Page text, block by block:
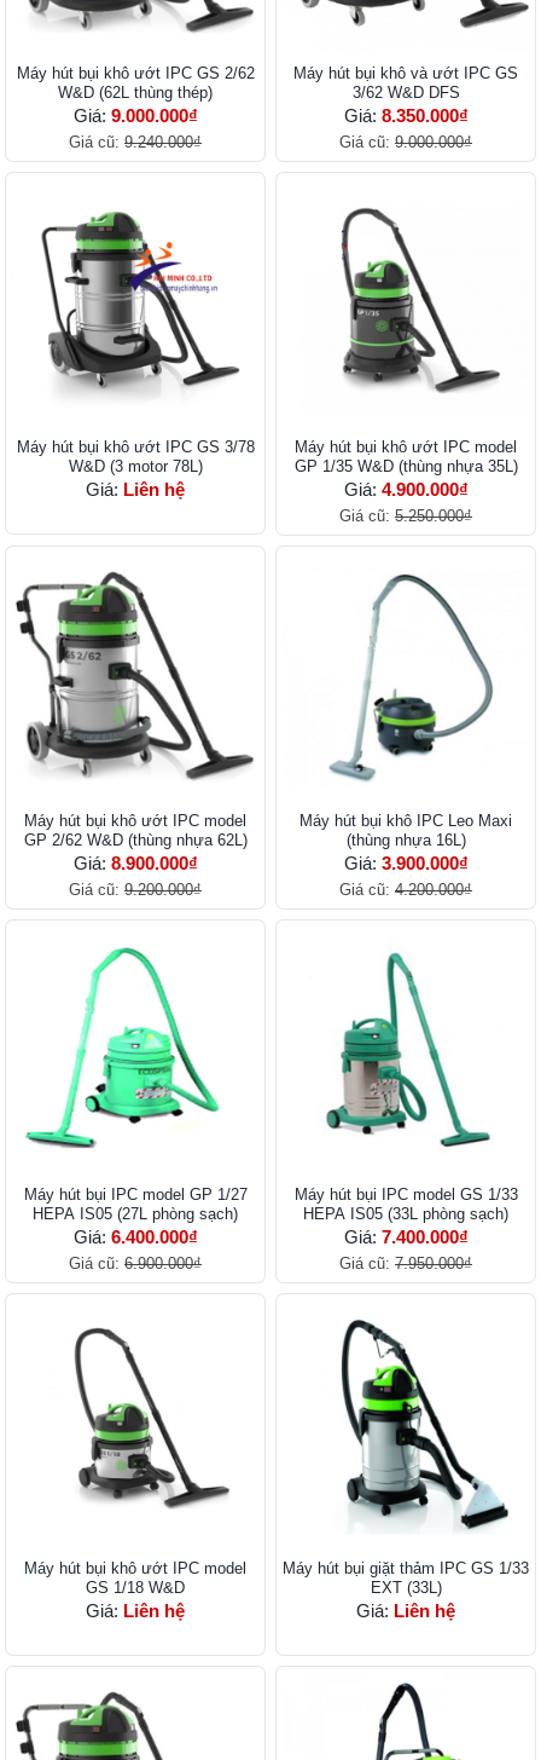
Máy hút bụi khô ướt IPC GS 2/62
W&D (62L thùng thép)
Giá: 9.000.000₫
Giá cũ: 9.240.000₫
Máy hút bụi khô và ướt IPC GS
3/62 W&D DFS
Giá: 8.350.000₫
Giá cũ: 9.000.000₫
Máy hút bụi khô ướt IPC GS 3/78
W&D (3 motor 78L)
Giá: Liên hệ
Máy hút bụi khô ướt IPC model
GP 1/35 W&D (thùng nhựa 35L)
Giá: 4.900.000₫
Giá cũ: 5.250.000₫
Máy hút bụi khô ướt IPC model
GP 2/62 W&D (thùng nhựa 62L)
Giá: 8.900.000₫
Giá cũ: 9.200.000₫
Máy hút bụi khô IPC Leo Maxi
(thùng nhựa 16L)
Giá: 3.900.000₫
Giá cũ: 4.200.000₫
Máy hút bụi IPC model GP 1/27
HEPA IS05 (27L phòng sạch)
Giá: 6.400.000₫
Giá cũ: 6.900.000₫
Máy hút bụi IPC model GS 1/33
HEPA IS05 (33L phòng sạch)
Giá: 7.400.000₫
Giá cũ: 7.950.000₫
Máy hút bụi khô ướt IPC model
GS 1/18 W&D
Giá: Liên hệ
Máy hút bụi giặt thảm IPC GS 1/33
EXT (33L)
Giá: Liên hệ